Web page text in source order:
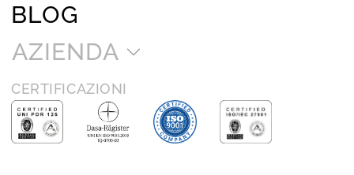
BLOG
AZIENDA
CERTIFICAZIONI